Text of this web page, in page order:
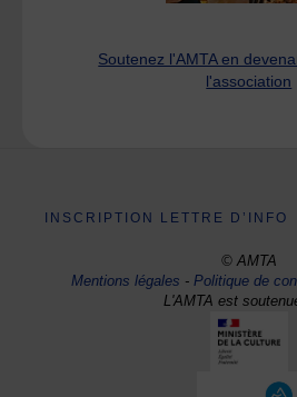
Soutenez l'AMTA en
l'association
INSCRIPTION LETTRE D’INFO
© AMTA
Mentions légales -Politique de
L'AMTA est